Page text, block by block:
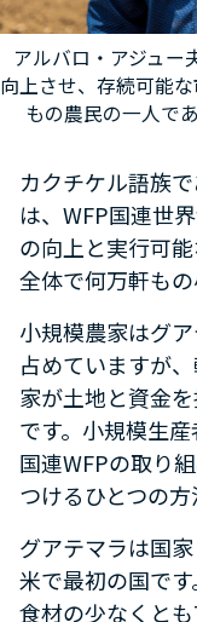
アルバロ・アジュー
向上させ、存続可能
もの農民の一人で
カクチケル語族
は、WFP国連世
の向上と実行可
全体で何万軒もの
小規模農家はグ
占めていますが
家が土地と資金
です。小規模生
国連WFPの取り
つけるひとつの方
グアテマラは国
米で最初の国で
食材の少なくと